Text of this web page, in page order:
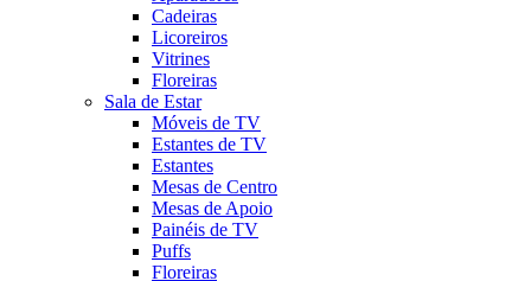
Cadeiras
Licoreiros
Vitrines
Floreiras
Sala de Estar
Móveis de TV
Estantes de TV
Estantes
Mesas de Centro
Mesas de Apoio
Painéis de TV
Puffs
Floreiras